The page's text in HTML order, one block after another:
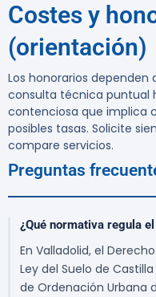
Costes y
(orientación)
Los honorarios dependen
consulta técnica puntual
contenciosa que implica
posibles tasas. Solicite
compare servicios.
Preguntas
¿Qué normativa regula
En Valladolid, el
Ley del Suelo de
de Ordenación Urbana